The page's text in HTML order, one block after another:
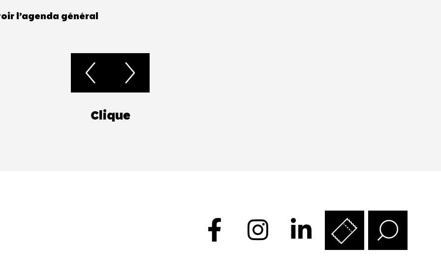
l’agenda général
Clique